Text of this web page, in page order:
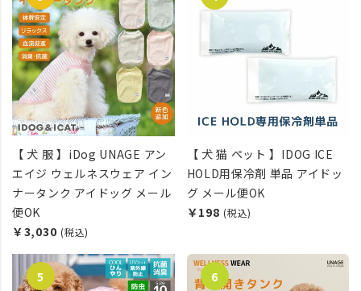
【 犬 服 】iDog UNAGE アン
エイジ ウェルネスウェア イン
ナータンク アイドッグ メール
便OK
￥3,030 (税込)
【 犬 猫 ペット 】IDOG ICE
HOLD用保冷剤 単品 アイドッ
グ メール便OK
￥198 (税込)